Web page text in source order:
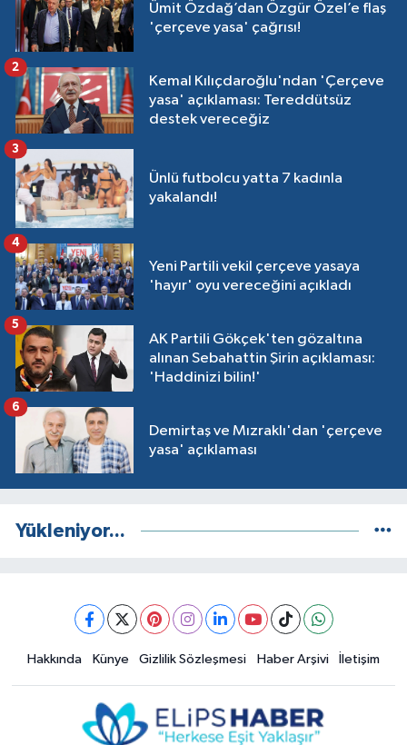
Ümit Özdağ’dan Özgür Özel’e flaş
'çerçeve yasa' çağrısı!
Kemal Kılıçdaroğlu'ndan 'Çerçeve
yasa' açıklaması: Tereddütsüz
destek vereceğiz
2
Ünlü futbolcu yatta 7 kadınla
yakalandı!
3
Yeni Partili vekil çerçeve yasaya
'hayır' oyu vereceğini açıkladı
4
AK Partili Gökçek'ten gözaltına
alınan Sebahattin Şirin açıklaması:
'Haddinizi bilin!'
5
Demirtaş ve Mızraklı'dan 'çerçeve
yasa' açıklaması
6
Yükleniyor...
Hakkında Künye Gizlilik Sözleşmesi Haber Arşivi İletişim